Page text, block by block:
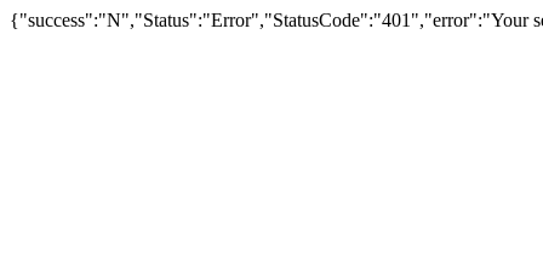
{"success":"N","Status":"Error","StatusCode":"401","error":"Your